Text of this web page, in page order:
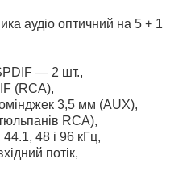
аудіо оптичний на 5 + 1
— 2 шт.,
(RCA),
3,5 мм (AUX),
RCA),
44.1, 48 і 96 кГц,
потік,